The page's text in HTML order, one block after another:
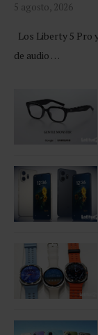
5 agosto, 2026
Los Liberty 5 Pro
de audio …